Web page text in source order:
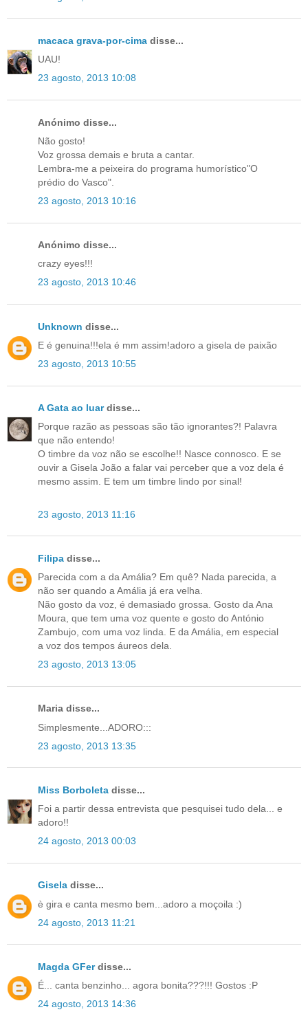
macaca grava-por-cima disse...
UAU!
23 agosto, 2013 10:08
Anónimo disse...
Não gosto!
Voz grossa demais e bruta a cantar.
Lembra-me a peixeira do programa humorístico"O
prédio do Vasco".
23 agosto, 2013 10:16
Anónimo disse...
crazy eyes!!!
23 agosto, 2013 10:46
Unknown disse...
E é genuina!!!ela é mm assim!adoro a gisela de paixão
23 agosto, 2013 10:55
A Gata ao luardisse...
Porque razão as pessoas são tão ignorantes?! Palavra
que não entendo!
O timbre da voz não se escolhe!! Nasce connosco. E se
ouvir a Gisela João a falar vai perceber que a voz dela é
mesmo assim. E tem um timbre lindo por sinal!
23 agosto, 2013 11:16
Filipa disse...
Parecida com a da Amália? Em quê? Nada parecida, a
não ser quando a Amália já era velha.
Não gosto da voz, é demasiado grossa. Gosto da Ana
Moura, que tem uma voz quente e gosto do António
Zambujo, com uma voz linda. E da Amália, em especial
a voz dos tempos áureos dela.
23 agosto, 2013 13:05
Maria disse...
Simplesmente...ADORO:::
23 agosto, 2013 13:35
Miss Borboleta disse...
Foi a partir dessa entrevista que pesquisei tudo dela... e
adoro!!
24 agosto, 2013 00:03
Gisela disse...
è gira e canta mesmo bem...adoro a moçoila :)
24 agosto, 2013 11:21
Magda GFerdisse...
É... canta benzinho... agora bonita???!!! Gostos :P
24 agosto, 2013 14:36